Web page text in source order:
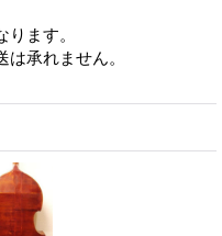
ます。
承れません。